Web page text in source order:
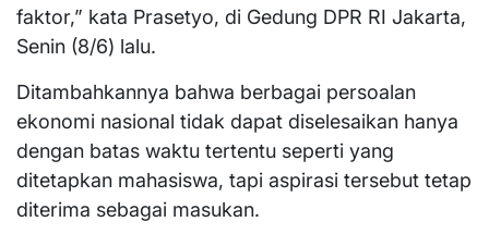
faktor,” kata Prasetyo, di Gedung DPR RI Jakarta,
Senin (8/6) lalu.
Ditambahkannya bahwa berbagai persoalan
ekonomi nasional tidak dapat diselesaikan hanya
dengan batas waktu tertentu seperti yang
ditetapkan mahasiswa, tapi aspirasi tersebut tetap
diterima sebagai masukan.